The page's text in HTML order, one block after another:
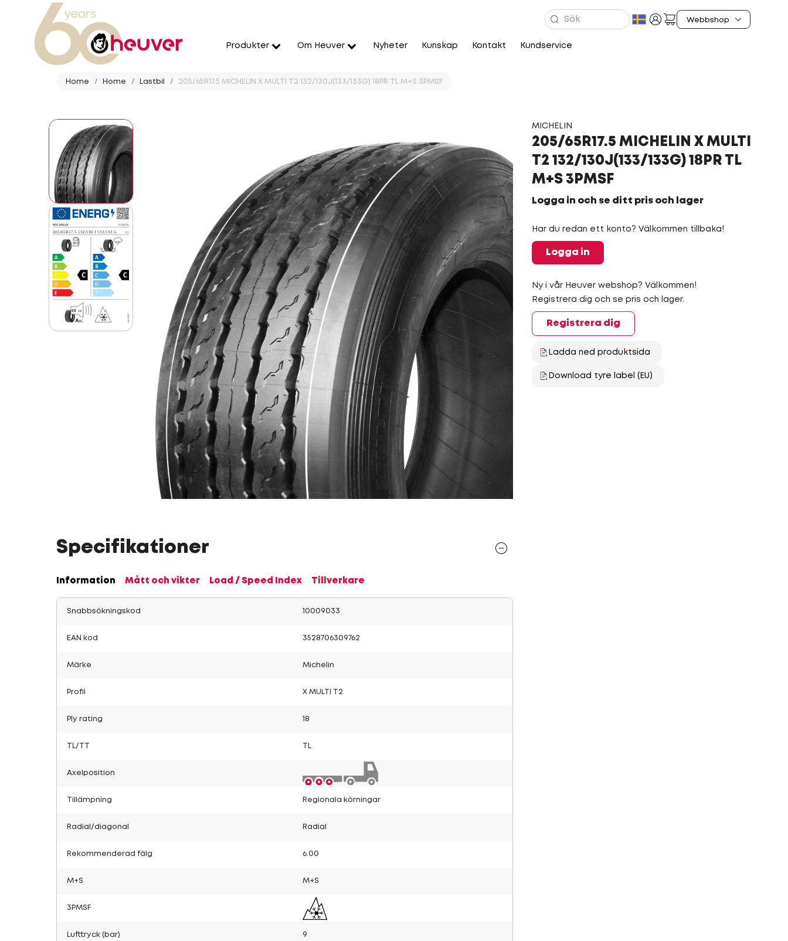
Produkter Om Heuver Nyheter Kunskap Kontakt Kundservice
Home Home Lastbil 205/65R17.5 MICHELIN X MULTI T2 132/130J(133/133G) 18PR TL M+S 3PMSF
MICHELIN
205/65R17.5 MICHELIN X MULTI
T2 132/130J(133/133G) 18PR TL
M+S 3PMSF
Logga in och se ditt pris och lager
Har du redan ett konto? Välkommen tillbaka!
Logga in
Ny i vår Heuver webshop? Välkommen!
Registrera dig och se pris och lager.
Registrera dig
Ladda ned produktsida
Download tyre label (EU)
Specifikationer
Information Mått och vikter Load / Speed Index Tillverkare
Snabbsökningskod 10009033
EAN kod 3528706309762
Märke Michelin
Profil X MULTI T2
Ply rating 18
TL/TT
Axelposition
Tillämpning Regionala körningar
Radial/diagonal Radial
Rekommenderad fälg 6.00
M+S M+S
3PMSF
Lufttryck (bar) 9